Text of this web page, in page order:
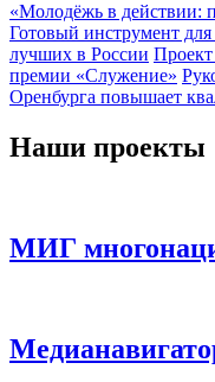
«Молодёжь в действии:
Готовый инструмент
лучших в России
премии «Служение»
Оренбурга повышает
Наши проекты
МИГ